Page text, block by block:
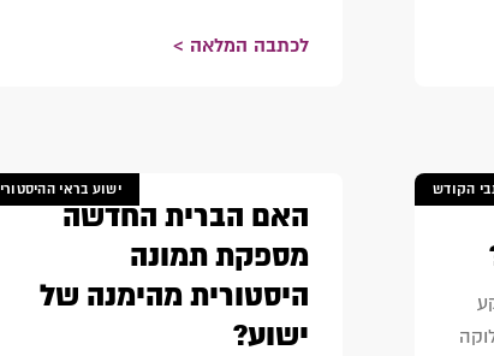
לכתבה המלאה >
הקודש ישוע בראי ההיסטורי
האם הברית החדשה
מספקת תמונה
היסטורית מהימנה של
ישוע?